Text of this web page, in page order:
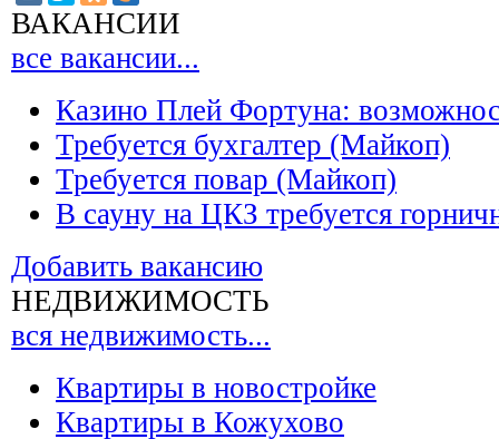
ВАКАНСИИ
все вакансии...
Казино Плей Фортуна:
Требуется бухгалтер (Майкоп)
Требуется повар (Майкоп)
В сауну на ЦКЗ требуется
Добавить вакансию
НЕДВИЖИМОСТЬ
вся недвижимость...
Квартиры в новостройке
Квартиры в Кожухово